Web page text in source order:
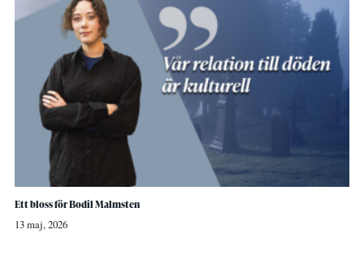
Ett bloss för Bodil Malmsten
13 maj, 2026